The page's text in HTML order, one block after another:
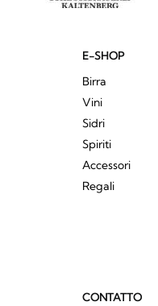
E-SHOP
Birra
Vini
Sidri
Spiriti
Accessori
Regali
CONTATTO